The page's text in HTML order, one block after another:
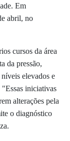
Em
abril, no
cursos da área
da pressão,
elevados e
"Essas iniciativas
alterações pela
o diagnóstico